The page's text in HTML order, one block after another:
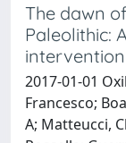
The dawn
Paleolithic:
2017-01-01
Francesco;
A; Matteucci,